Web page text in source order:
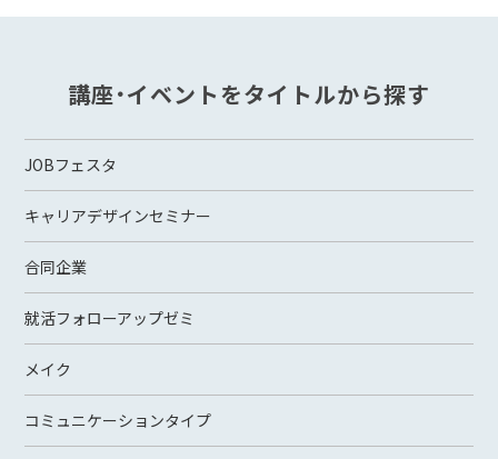
講座・イベントをタイトルから探す
JOBフェスタ
キャリアデザインセミナー
合同企業
就活フォローアップゼミ
メイク
コミュニケーションタイプ